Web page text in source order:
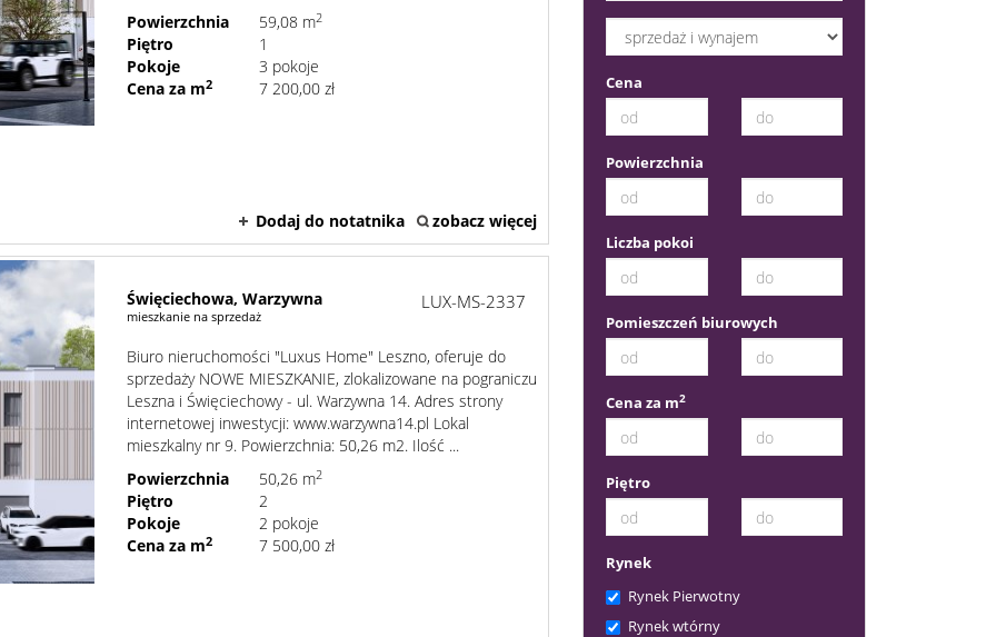
Powierzchnia
59,08 m2
Piętro
1
Pokoje
3 pokoje
Cena za m2 7 200,00 zł
Dodaj do notatnika zobacz więcej
Święciechowa, Warzywna
mieszkanie na sprzedaż
LUX-MS-2337
Biuro nieruchomości "Luxus Home" Leszno, oferuje do
sprzedaży NOWE MIESZKANIE, zlokalizowane na pograniczu
Leszna i Święciechowy - ul. Warzywna 14. Adres strony
internetowej inwestycji: www.warzywna14.pl Lokal
mieszkalny nr 9. Powierzchnia: 50,26 m2. Ilość ...
Powierzchnia
50,26 m2
Piętro
2
Pokoje
2 pokoje
Cena za m2 7 500,00 zł
Cena
Powierzchnia
Liczba pokoi
Pomieszczeń biurowych
Cena za m2
Piętro
Rynek
Rynek Pierwotny
Rynek wtórny